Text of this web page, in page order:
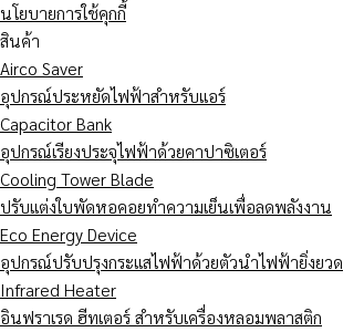
นโยบายการใช้คุกกี้
สินค้า
Airco Saver
อุปกรณ์ประหยัดไฟฟ้าสำหรับแอร์
Capacitor Bank
อุปกรณ์เรียงประจุไฟฟ้าด้วยคาปาซิเตอร์
Cooling Tower Blade
ปรับแต่งใบพัดหอคอยทำความเย็นเพื่อลดพลังงาน
Eco Energy Device
อุปกรณ์ปรับปรุงกระแสไฟฟ้าด้วยตัวนำไฟฟ้ายิ่งยวด
Infrared Heater
อินฟราเรด ฮีทเตอร์ สำหรับเครื่องหลอมพลาสติก